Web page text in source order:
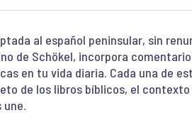
al español peninsular, sin
de Schökel, incorpora
en tu vida diaria. Cada una de
de los libros bíblicos, el
une.